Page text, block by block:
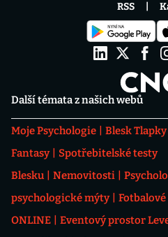
Další témata z našich webů
Moje Psychologie Blesk Tlapky
Fantasy
Spotřebitelské testy
Blesku
Nemovitosti
psychologické mýty
ONLINE
Eventový prostor
RSS